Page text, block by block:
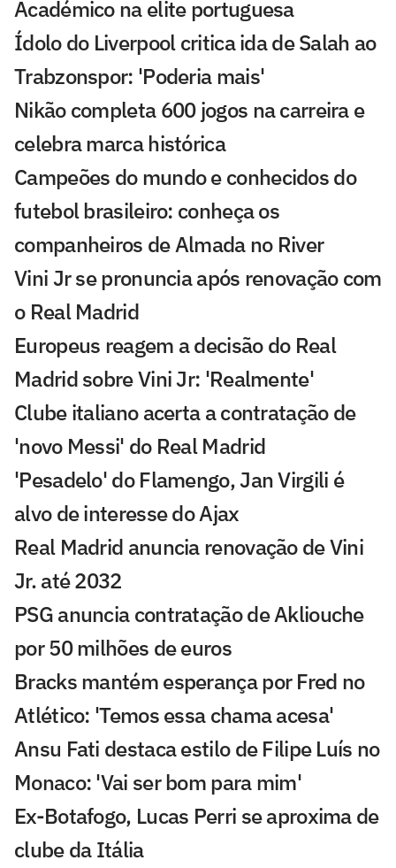
Académico na elite portuguesa
Ídolo do Liverpool critica ida de Salah ao
Trabzonspor: 'Poderia mais'
Nikão completa 600 jogos na carreira e
celebra marca histórica
Campeões do mundo e conhecidos do
futebol brasileiro: conheça os
companheiros de Almada no River
Vini Jr se pronuncia após renovação com
o Real Madrid
Europeus reagem a decisão do Real
Madrid sobre Vini Jr: 'Realmente'
Clube italiano acerta a contratação de
'novo Messi' do Real Madrid
'Pesadelo' do Flamengo, Jan Virgili é
alvo de interesse do Ajax
Real Madrid anuncia renovação de Vini
Jr. até 2032
PSG anuncia contratação de Akliouche
por 50 milhões de euros
Bracks mantém esperança por Fred no
Atlético: 'Temos essa chama acesa'
Ansu Fati destaca estilo de Filipe Luís no
Monaco: 'Vai ser bom para mim'
Ex-Botafogo, Lucas Perri se aproxima de
clube da Itália